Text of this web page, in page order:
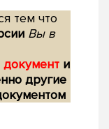
тем что
Вы в
документ и
другие